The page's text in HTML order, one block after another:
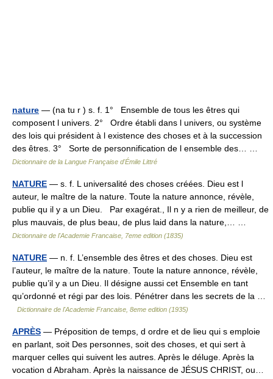
nature — (na tu r ) s. f. 1° Ensemble de tous les êtres qui
composent l univers. 2° Ordre établi dans l univers, ou système
des lois qui président à l existence des choses et à la succession
des êtres. 3° Sorte de personnification de l ensemble des… …
Dictionnaire de la Langue Française d'Émile Littré
NATURE — s. f. L universalité des choses créées. Dieu est l
auteur, le maître de la nature. Toute la nature annonce, révèle,
publie qu il y a un Dieu. Par exagérat., Il n y a rien de meilleur, de
plus mauvais, de plus beau, de plus laid dans la nature,… …
Dictionnaire de l'Academie Francaise, 7eme edition (1835)
NATURE — n. f. L’ensemble des êtres et des choses. Dieu est
l’auteur, le maître de la nature. Toute la nature annonce, révèle,
publie qu’il y a un Dieu. Il désigne aussi cet Ensemble en tant
qu’ordonné et régi par des lois. Pénétrer dans les secrets de la …
Dictionnaire de l'Academie Francaise, 8eme edition (1935)
APRÈS — Préposition de temps, d ordre et de lieu qui s emploie
en parlant, soit Des personnes, soit des choses, et qui sert à
marquer celles qui suivent les autres. Après le déluge. Après la
vocation d Abraham. Après la naissance de JÉSUS CHRIST, ou…